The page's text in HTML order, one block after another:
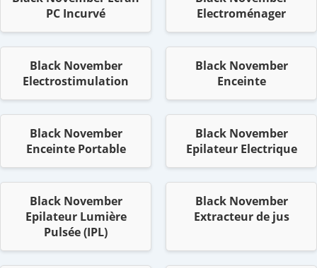
PC Incurvé
Electroménager
Black November
Electrostimulation
Black November
Enceinte
Black November
Enceinte Portable
Black November
Epilateur Electrique
Black November
Epilateur Lumière
Pulsée (IPL)
Black November
Extracteur de jus